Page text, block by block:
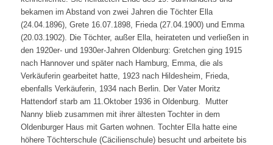
bekamen im Abstand von zwei Jahren die Töchter Ella
(24.04.1896), Grete 16.07.1898, Frieda (27.04.1900) und Emma
(20.03.1902). Die Töchter, außer Ella, heirateten und verließen in
den 1920er- und 1930er-Jahren Oldenburg: Gretchen ging 1915
nach Hannover und später nach Hamburg, Emma, die als
Verkäuferin gearbeitet hatte, 1923 nach Hildesheim, Frieda,
ebenfalls Verkäuferin, 1934 nach Berlin. Der Vater Moritz
Hattendorf starb am 11.Oktober 1936 in Oldenburg. Mutter
Nanny blieb zusammen mit ihrer ältesten Tochter in dem
Oldenburger Haus mit Garten wohnen. Tochter Ella hatte eine
höhere Töchterschule (Cäcilienschule) besucht und arbeitete bis